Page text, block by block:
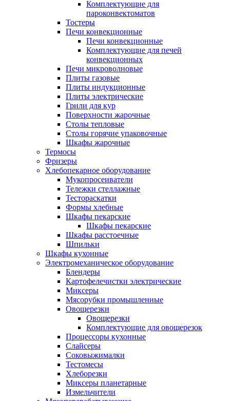
Комплектующие для
пароконвектоматов
Тостеры
Печи конвекционные
Печи конвекционные
Комплектующие для печей
конвекционных
Печи микроволновые
Плиты газовые
Плиты индукционные
Плиты электрические
Грили для кур
Поверхности жарочные
Столы тепловые
Столы горячие упаковочные
Шкафы жарочные
Термосы
Фризеры
Хлебопекарное оборудование
Мукопросеиватели
Тележки стеллажные
Тестораскатки
Формы хлебные
Шкафы пекарские
Шкафы пекарские
Шкафы расстоечные
Шпильки
Шкафы кухонные
Электромеханическое оборудование
Блендеры
Картофелечистки электрические
Миксеры
Мясорубки промышленные
Овощерезки
Овощерезки
Комплектующие для овощерезок
Процессоры кухонные
Слайсеры
Соковыжималки
Тестомесы
Хлеборезки
Миксеры планетарные
Измельчители